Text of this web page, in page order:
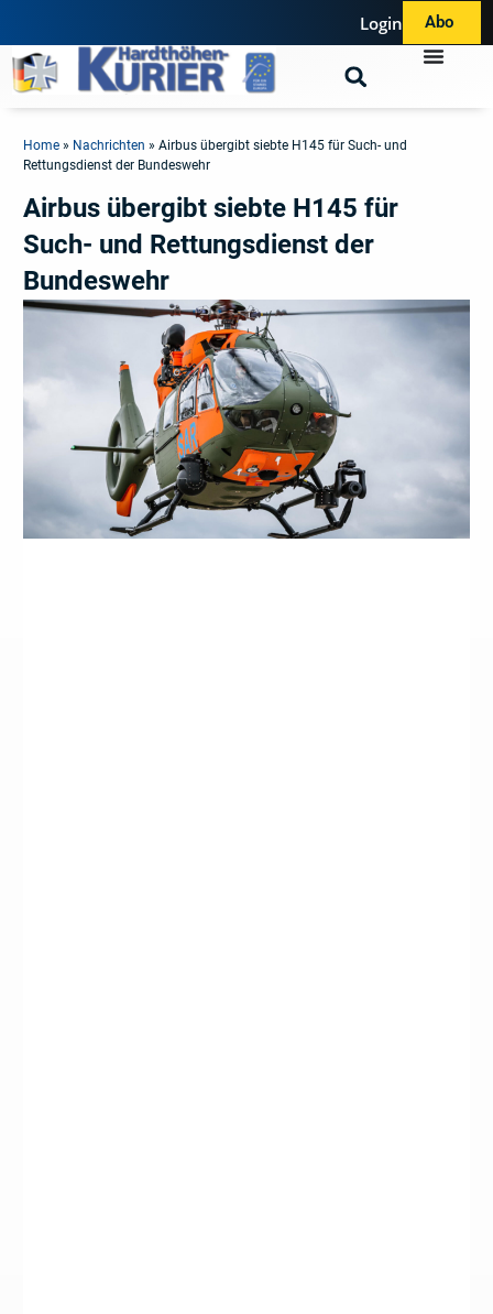
Login Abo
Home » Nachrichten »Airbus übergibt siebte H145 für Such- und
Rettungsdienst der Bundeswehr
Airbus übergibt siebte H145 für
Such- und Rettungsdienst der
Bundeswehr